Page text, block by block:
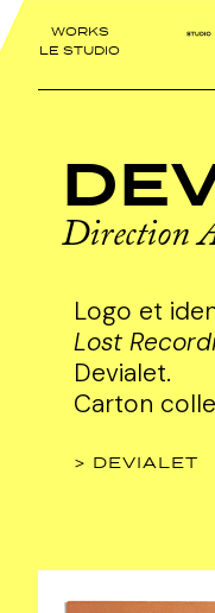
WORKS
LE STUDIO
Direction
Logo et
Lost
Devialet.
Carton
> DEVIALET